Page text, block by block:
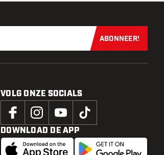
Schrijf je
ABONNEER!
VOLG ONZE SOCIALS
DOWNLOAD DE APP